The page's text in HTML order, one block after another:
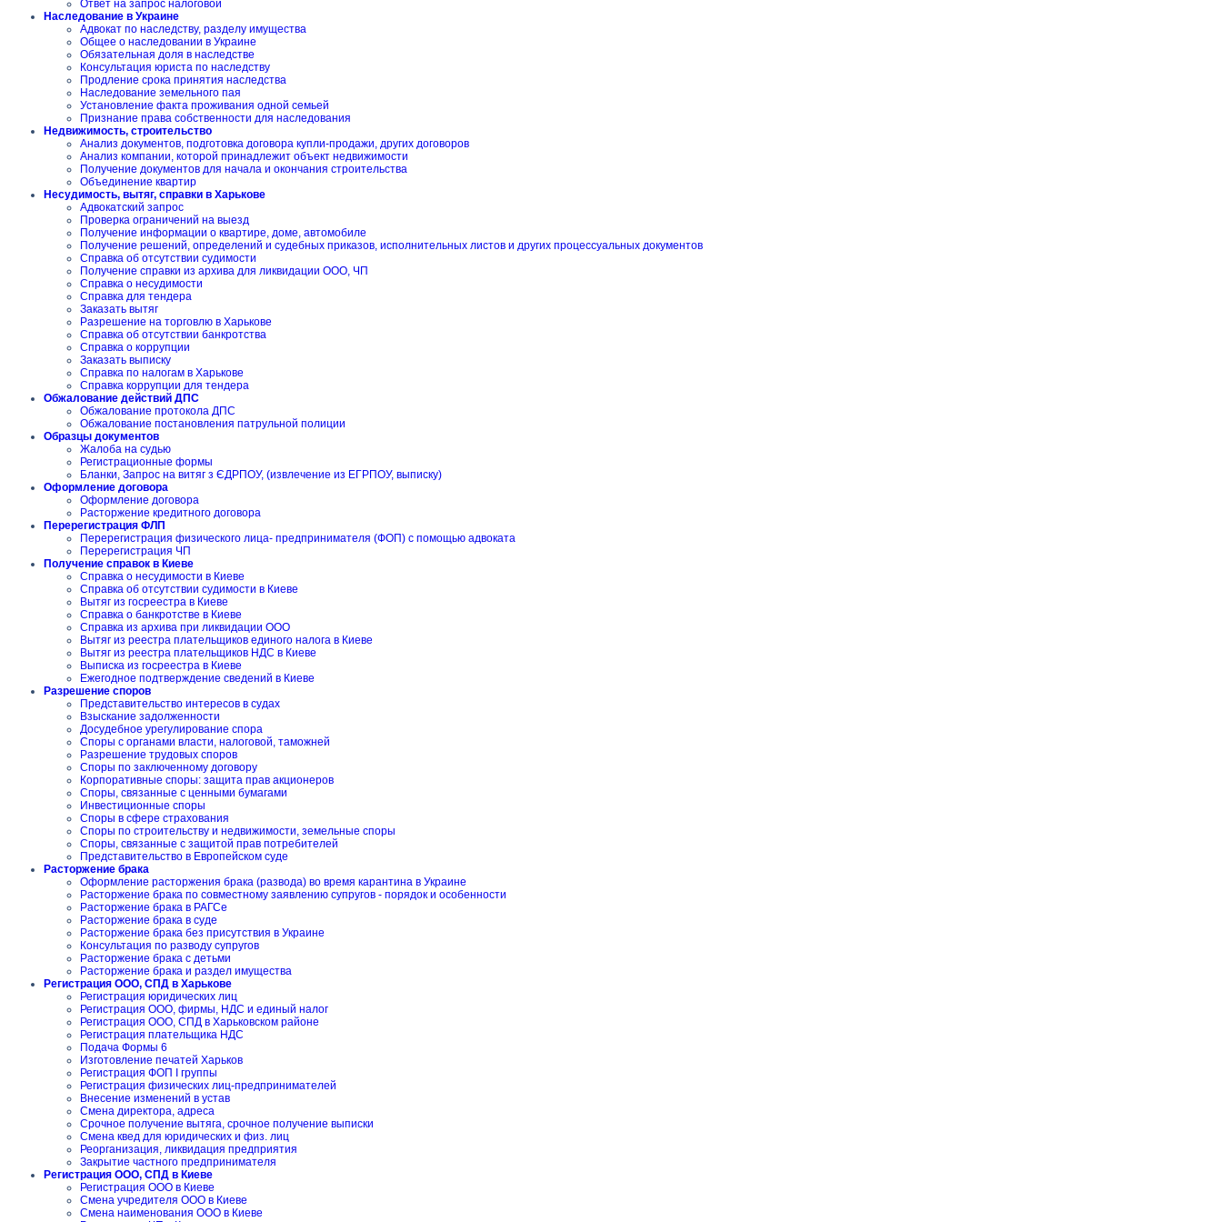
Ответ на запрос налоговой
Наследование в Украине
Адвокат по наследству, разделу имущества
Общее о наследовании в Украине
Обязательная доля в наследстве
Консультация юриста по наследству
Продление срока принятия наследства
Наследование земельного пая
Установление факта проживания одной семьей
Признание права собственности для наследования
Недвижимость, строительство
Анализ документов, подготовка договора купли-продажи, других договоров
Анализ компании, которой принадлежит объект недвижимости
Получение документов для начала и окончания строительства
Объединение квартир
Несудимость, вытяг, справки в Харькове
Адвокатский запрос
Проверка ограничений на выезд
Получение информации о квартире, доме, автомобиле
Получение решений, определений и судебных приказов, исполнительных листов и других процессуальных документов
Справка об отсутствии судимости
Получение справки из архива для ликвидации ООО, ЧП
Справка о несудимости
Справка для тендера
Заказать вытяг
Разрешение на торговлю в Харькове
Справка об отсутствии банкротства
Справка о коррупции
Заказать выписку
Справка по налогам в Харькове
Справка коррупции для тендера
Обжалование действий ДПС
Обжалование протокола ДПС
Обжалование постановления патрульной полиции
Образцы документов
Жалоба на судью
Регистрационные формы
Бланки, Запрос на витяг з ЄДРПОУ, (извлечение из ЕГРПОУ, выписку)
Оформление договора
Оформление договора
Расторжение кредитного договора
Перерегистрация ФЛП
Перерегистрация физического лица- предпринимателя (ФОП) с помощью адвоката
Перерегистрация ЧП
Получение справок в Киеве
Справка о несудимости в Киеве
Справка об отсутствии судимости в Киеве
Вытяг из госреестра в Киеве
Справка о банкротстве в Киеве
Справка из архива при ликвидации ООО
Вытяг из реестра плательщиков единого налога в Киеве
Вытяг из реестра плательщиков НДС в Киеве
Выписка из госреестра в Киеве
Ежегодное подтверждение сведений в Киеве
Разрешение споров
Представительство интересов в судах
Взыскание задолженности
Досудебное урегулирование спора
Споры с органами власти, налоговой, таможней
Разрешение трудовых споров
Споры по заключенному договору
Корпоративные споры: защита прав акционеров
Споры, связанные с ценными бумагами
Инвестиционные споры
Споры в сфере страхования
Споры по строительству и недвижимости, земельные споры
Споры, связанные с защитой прав потребителей
Представительство в Европейском суде
Расторжение брака
Оформление расторжения брака (развода) во время карантина в Украине
Расторжение брака по совместному заявлению супругов - порядок и особенности
Расторжение брака в РАГСе
Расторжение брака в суде
Расторжение брака без присутствия в Украине
Консультация по разводу супругов
Расторжение брака с детьми
Расторжение брака и раздел имущества
Регистрация ООО, СПД в Харькове
Регистрация юридических лиц
Регистрация ООО, фирмы, НДС и единый налог
Регистрация ООО, СПД в Харьковском районе
Регистрация плательщика НДС
Подача Формы 6
Изготовление печатей Харьков
Регистрация ФОП I группы
Регистрация физических лиц-предпринимателей
Внесение изменений в устав
Смена директора, адреса
Срочное получение вытяга, срочное получение выписки
Смена квед для юридических и физ. лиц
Реорганизация, ликвидация предприятия
Закрытие частного предпринимателя
Регистрация ООО, СПД в Киеве
Регистрация ООО в Киеве
Смена учредителя ООО в Киеве
Смена наименования ООО в Киеве